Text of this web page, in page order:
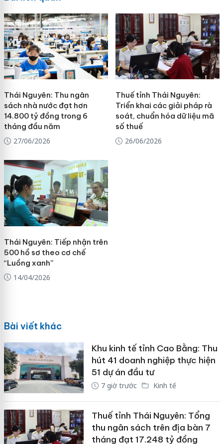
Thái Nguyên: Thu ngân
sách nhà nước đạt hơn
14.800 tỷ đồng trong 6
tháng đầu năm
27/06/2026
Thuế tỉnh Thái Nguyên:
Triển khai các giải pháp rà
soát, chuẩn hóa dữ liệu mã
số thuế
26/06/2026
Thái Nguyên: Tiếp nhận trên
500 hồ sơ theo cơ chế
“Luồng xanh”
14/04/2026
Bài viết khác
Khu kinh tế tỉnh Cao Bằng: Thu
hút 41 doanh nghiệp thực hiện
51 dự án đầu tư
7 giờ trước Kinh tế
Thuế tỉnh Thái Nguyên: Tổng
thu ngân sách trên địa bàn 7
tháng đạt 17.248 tỷ đồng